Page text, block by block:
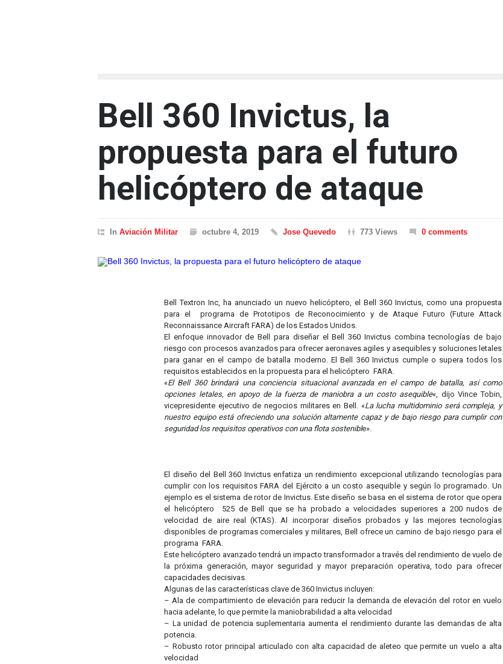
Bell 360 Invictus, la
propuesta para el futuro
helicóptero de ataque
In Aviación Militar octubre 4, 2019 Jose Quevedo 773 Views 0 comments
Bell Textron Inc, ha anunciado un nuevo helicóptero, el Bell 360 Invictus, como una propuesta
para el programa de Prototipos de Reconocimiento y de Ataque Futuro (Future Attack
Reconnaissance Aircraft FARA) de los Estados Unidos.
El enfoque innovador de Bell para diseñar el Bell 360 Invictus combina tecnologías de bajo
riesgo con procesos avanzados para ofrecer aeronaves agiles y asequibles y soluciones letales
para ganar en el campo de batalla moderno. El Bell 360 Invictus cumple o supera todos los
requisitos establecidos en la propuesta para el helicóptero FARA.
«El Bell 360 brindará una conciencia situacional avanzada en el campo de batalla, así como
opciones letales, en apoyo de la fuerza de maniobra a un costo asequible«, dijo Vince Tobin,
vicepresidente ejecutivo de negocios militares en Bell. «La lucha multidominio será compleja, y
nuestro equipo está ofreciendo una solución altamente capaz y de bajo riesgo para cumplir con
seguridad los requisitos operativos con una flota sostenible».
El diseño del Bell 360 Invictus enfatiza un rendimiento excepcional utilizando tecnologías para
cumplir con los requisitos FARA del Ejército a un costo asequible y según lo programado. Un
ejemplo es el sistema de rotor de Invictus. Este diseño se basa en el sistema de rotor que opera
el helicóptero 525 de Bell que se ha probado a velocidades superiores a 200 nudos de
velocidad de aire real (KTAS). Al incorporar diseños probados y las mejores tecnologías
disponibles de programas comerciales y militares, Bell ofrece un camino de bajo riesgo para el
programa FARA.
Este helicóptero avanzado tendrá un impacto transformador a través del rendimiento de vuelo de
la próxima generación, mayor seguridad y mayor preparación operativa, todo para ofrecer
capacidades decisivas.
Algunas de las características clave de 360 ​​Invictus incluyen:
– Ala de compartimiento de elevación para reducir la demanda de elevación del rotor en vuelo
hacia adelante, lo que permite la maniobrabilidad a alta velocidad
– La unidad de potencia suplementaria aumenta el rendimiento durante las demandas de alta
potencia.
– Robusto rotor principal articulado con alta capacidad de aleteo que permite un vuelo a alta
velocidad